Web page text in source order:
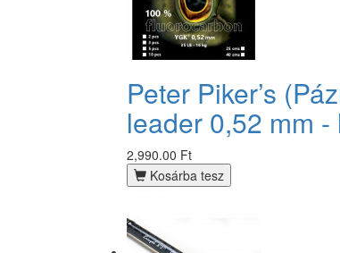
Peter Piker’s
leader 0,52 mm
2,990.00 Ft
Kosárba tesz